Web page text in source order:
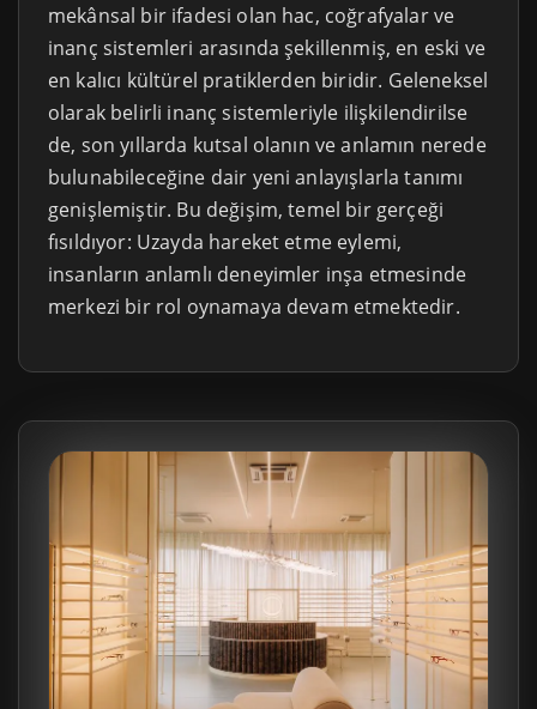
mekânsal bir ifadesi olan hac, coğrafyalar ve
inanç sistemleri arasında şekillenmiş, en eski ve
en kalıcı kültürel pratiklerden biridir. Geleneksel
olarak belirli inanç sistemleriyle ilişkilendirilse
de, son yıllarda kutsal olanın ve anlamın nerede
bulunabileceğine dair yeni anlayışlarla tanımı
genişlemiştir. Bu değişim, temel bir gerçeği
fısıldıyor: Uzayda hareket etme eylemi,
insanların anlamlı deneyimler inşa etmesinde
merkezi bir rol oynamaya devam etmektedir.